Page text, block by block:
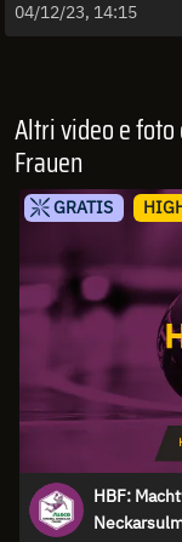
04/12/23, 14:15
Altri video e
Frauen
GRATIS
HBF: